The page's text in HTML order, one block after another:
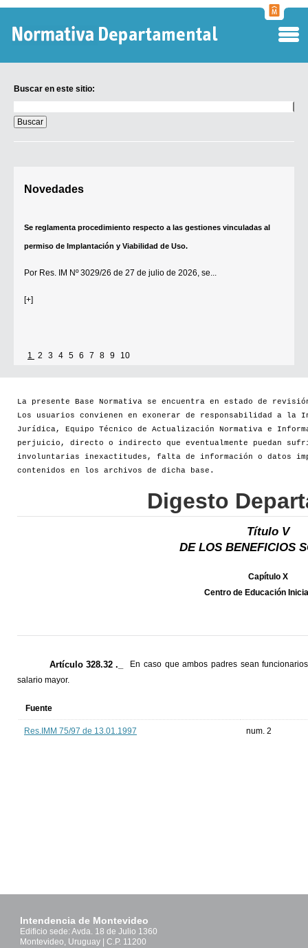
Buscar en este sitio:
en
este
sitio:
Novedades
Se reglamenta procedimiento respecto a las gestiones vinculadas al
permiso de Implantación y Viabilidad de Uso.
Por Res. IM Nº 3029/26 de 27 de julio de 2026, se...
[+]
1 2 3 4 5 6 7 8 9 10
La presente Base Normativa se encuentra en estado de
Los usuarios convienen en exonerar de responsabilidad a la
Jurídica, Equipo Técnico de Actualización Normativa e
perjuicio, directo o indirecto que eventualmente puedan
involuntarias inexactitudes, falta de información o datos
contenidos en los archivos de dicha base.
Digesto
Título V
DE LOS BENEFICIOS
Capítulo X
Centro de Educación
Artículo 328.32 ._
En caso que ambos padres sean
salario mayor.
Fuente
Res.IMM 75/97 de 13.01.1997 num. 2
Intendencia de Montevideo
Edificio sede: Avda. 18 de Julio 1360
Montevideo, Uruguay | C.P. 11200